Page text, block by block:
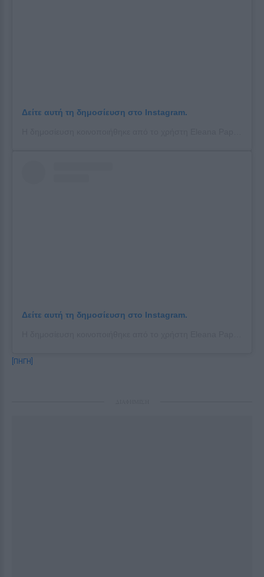
Δείτε αυτή τη δημοσίευση στο Instagram.
Δείτε αυτή τη δημοσίευση στο Instagram.
[ΠΗΓΗ]